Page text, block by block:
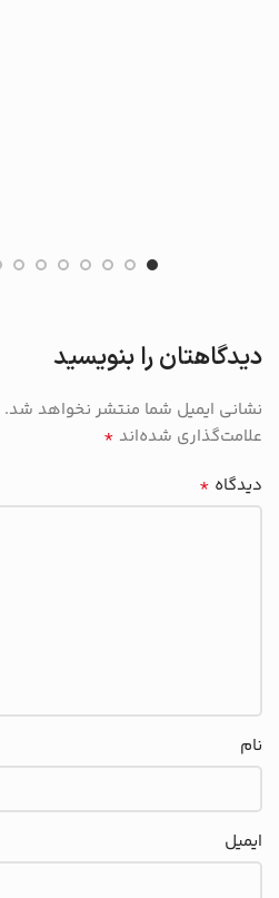
دیدگاهتان را بنویسید
نشانی ایمیل شما منتشر نخواهد شد.
علامت‌گذاری شده‌اند *
دیدگاه *
نام
ایمیل